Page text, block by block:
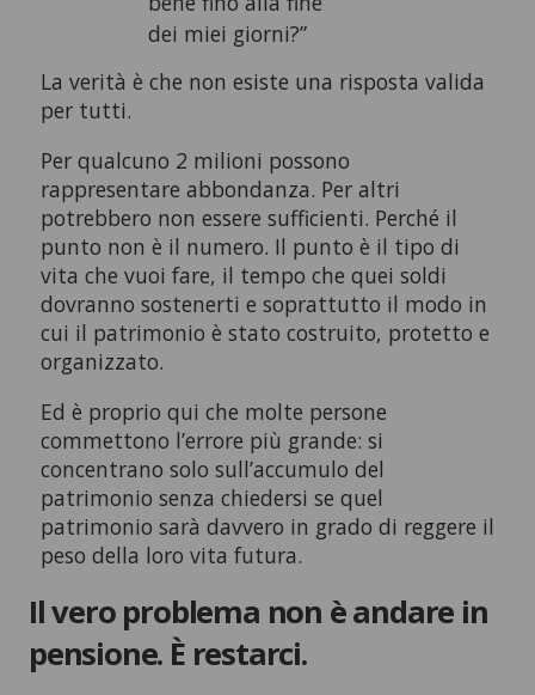
dei miei giorni?”
La verità è che non esiste una risposta valida
per tutti.
Per qualcuno 2 milioni possono
rappresentare abbondanza. Per altri
potrebbero non essere sufficienti. Perché il
punto non è il numero. Il punto è il tipo di
vita che vuoi fare, il tempo che quei soldi
dovranno sostenerti e soprattutto il modo in
cui il patrimonio è stato costruito, protetto e
organizzato.
Ed è proprio qui che molte persone
commettono l’errore più grande: si
concentrano solo sull’accumulo del
patrimonio senza chiedersi se quel
patrimonio sarà davvero in grado di reggere il
peso della loro vita futura.
Il vero problema non è andare in
pensione. È restarci.